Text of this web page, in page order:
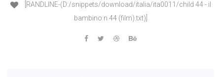
[RANDLINE-(D:/snippets/download/italia/ita0011/child 44 - il
bambino n 44 (film).txt)]